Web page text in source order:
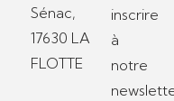
Sénac,
17630 LA
FLOTTE
inscrire
à
notre